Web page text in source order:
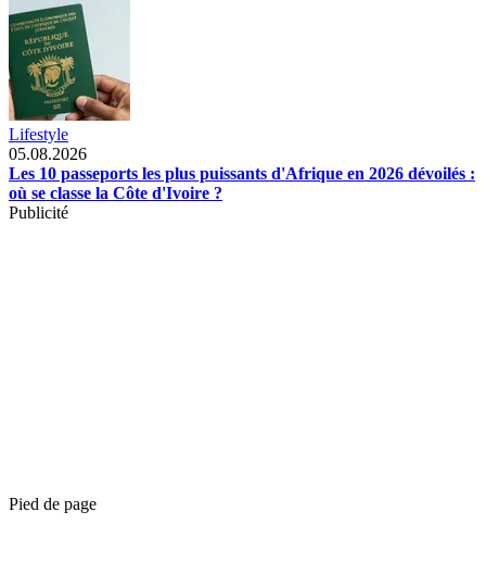
Lifestyle
05.08.2026
Les 10 passeports les plus puissants d'Afrique en 2026 dévoilés :
où se classe la Côte d'Ivoire ?
Publicité
Pied de page